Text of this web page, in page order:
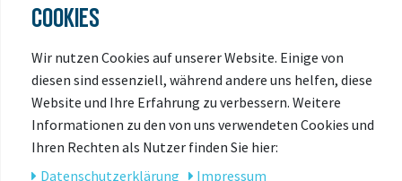
bestimmt und sind daher nicht immer identisch.
Es gilt jeweils der Preis, der zum Zeitpunkt des Kaufs im
jeweiligen Verkaufskanal (Onlineshop oder Ladengeschäft)
ausgewiesen ist.
Vielen Dank für Ihr Verständnis.
COOKIES
Wir nutzen Cookies auf unserer Website. Einige von
diesen sind essenziell, während andere uns helfen, diese
Website und Ihre Erfahrung zu verbessern. Weitere
Informationen zu den von uns verwendeten Cookies und
Ihren Rechten als Nutzer finden Sie hier:
Daten­schutz­erklärung
Impressum